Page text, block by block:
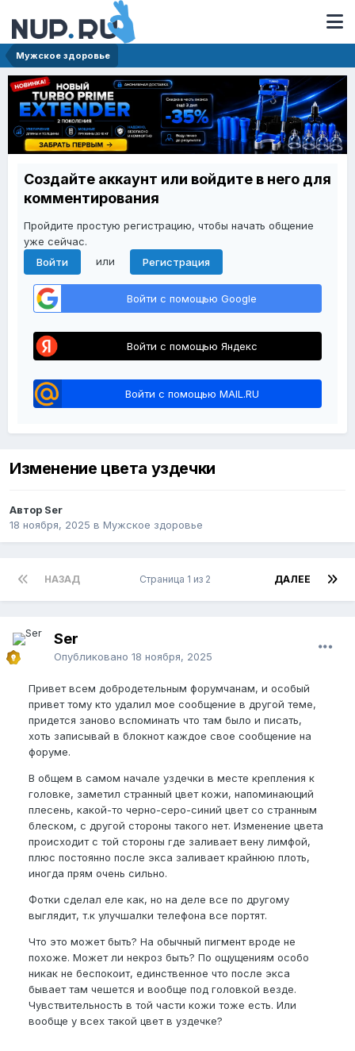
Мужское здоровье
Создайте аккаунт или войдите в него для
комментирования
Пройдите простую регистрацию, чтобы начать общение
уже сейчас.
Войти
или Регистрация
Войти с помощью Google
Войти с помощью Яндекс
Войти с помощью MAIL.RU
Изменение цвета уздечки
Автор Ser
18 ноября, 2025 в Мужское здоровье
НАЗАД ДАЛЕЕ
Страница 1 из 2
Ser
Опубликовано 18 ноября, 2025
Привет всем добродетельным форумчанам, и особый
привет тому кто удалил мое сообщение в другой теме,
придется заново вспоминать что там было и писать,
хоть записывай в блокнот каждое свое сообщение на
форуме.
В общем в самом начале уздечки в месте крепления к
головке, заметил странный цвет кожи, напоминающий
плесень, какой-то черно-серо-синий цвет со странным
блеском, с другой стороны такого нет. Изменение цвета
происходит с той стороны где заливает вену лимфой,
плюс постоянно после экса заливает крайнюю плоть,
иногда прям очень сильно.
Фотки сделал еле как, но на деле все по другому
выглядит, т.к улучшалки телефона все портят.
Что это может быть? На обычный пигмент вроде не
похоже. Может ли некроз быть? По ощущениям особо
никак не беспокоит, единственное что после экса
бывает там чешется и вообще под головкой везде.
Чувствительность в той части кожи тоже есть. Или
вообще у всех такой цвет в уздечке?